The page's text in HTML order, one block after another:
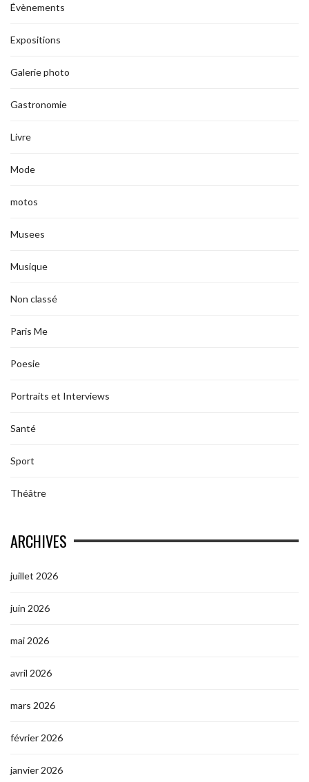
Évènements
Expositions
Galerie photo
Gastronomie
Livre
Mode
motos
Musees
Musique
Non classé
Paris Me
Poesie
Portraits et Interviews
Santé
Sport
Théâtre
ARCHIVES
juillet 2026
juin 2026
mai 2026
avril 2026
mars 2026
février 2026
janvier 2026